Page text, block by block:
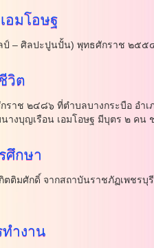
เอมโอษฐ
– ศิลปะปูนปั้น) พุทธศักราช ๒๕๕
วิต
๒๔๘๖ ที่ตําบลบางกระบือ อําเภ
างบุญเรือน เอมโอษฐ มีบุตร ๒ ค
ศึกษา
ศักดิ์ จากสถาบันราชภัฏเพชรบุรี
างาน